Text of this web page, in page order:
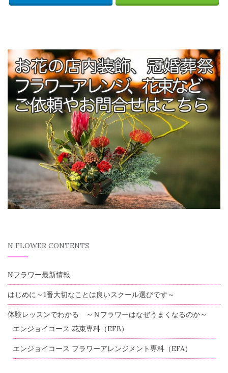
N FLOWER CONTENTS
Nフラワー最新情報
はじめに～1番大切なことは良いスクール選びです～
体験レッスンでわかる ～Ｎフラワーはなぜうまくなるのか～
エンジョイコース 花束専科（EFB）
エンジョイコース フラワーアレンジメント専科（EFA）